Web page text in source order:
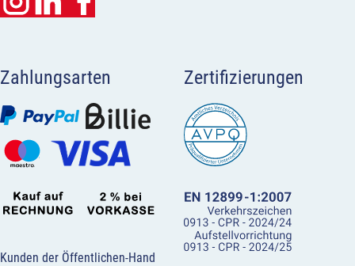
Zahlungsarten
Kunden der Öffentlichen-Hand
Zertifizierungen